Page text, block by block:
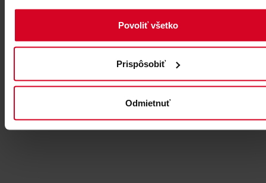
Povoliť všetko
Prispôsobiť
Odmietnuť